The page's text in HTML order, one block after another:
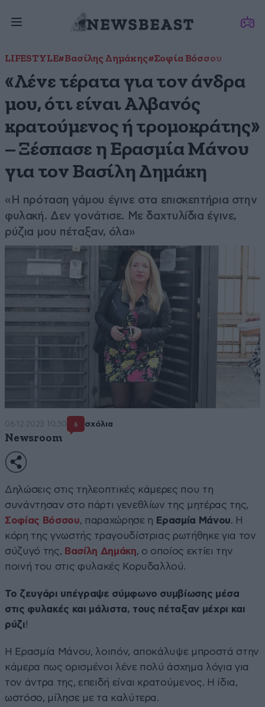
LIFESTYLE#Βασίλης Δημάκης#Σοφία Βόσσου
«Λένε τέρατα για τον άνδρα
μου, ότι είναι Αλβανός
κρατούμενος ή τρομοκράτης»
– Ξέσπασε η Ερασμία Μάνου
για τον Βασίλη Δημάκη
«Η πρόταση γάμου έγινε στα επισκεπτήρια στην
φυλακή. Δεν γονάτισε. Με δαχτυλίδια έγινε,
ρύζια μου πέταξαν, όλα»
06·12·2023 10:30 6 σχόλια
Newsroom
Δηλώσεις στις τηλεοπτικές κάμερες που τη
συνάντησαν στο πάρτι γενεθλίων της μητέρας της,
Σοφίας Βόσσου, παραχώρησε η Ερασμία Μάνου. Η
κόρη της γνωστής τραγουδίστριας ρωτήθηκε για τον
σύζυγό της, Βασίλη Δημάκη, ο οποίος εκτίει την
ποινή του στις φυλακές Κορυδαλλού.
Το ζευγάρι υπέγραψε σύμφωνο συμβίωσης μέσα
στις φυλακές και μάλιστα, τους πέταξαν μέχρι και
ρύζι!
Η Ερασμία Μάνου, λοιπόν, αποκάλυψε μπροστά στην
κάμερα πως ορισμένοι λένε πολύ άσχημα λόγια για
τον άντρα της, επειδή είναι κρατούμενος. Η ίδια,
ωστόσο, μίλησε με τα καλύτερα.